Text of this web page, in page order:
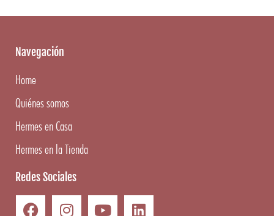
Navegación
Home
Quiénes somos
Hermes en Casa
Hermes en la Tienda
Redes Sociales